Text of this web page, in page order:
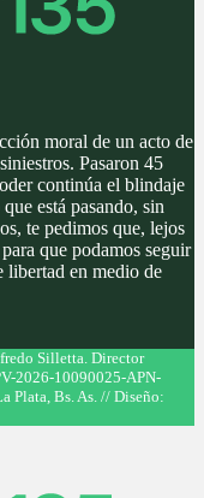
moral de un acto de
Pasaron 45
continúa el blindaje
está pasando, sin
te pedimos que, lejos
que podamos seguir
libertad en medio de
Silletta. Director
2026-10090025-APN-
Plata, Bs. As. // Diseño: